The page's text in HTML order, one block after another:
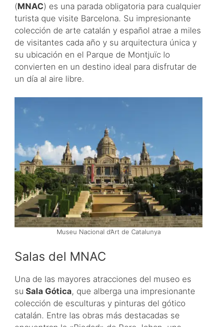
(MNAC) es una parada obligatoria para cualquier
turista que visite Barcelona. Su impresionante
colección de arte catalán y español atrae a miles
de visitantes cada año y su arquitectura única y
su ubicación en el Parque de Montjuïc lo
convierten en un destino ideal para disfrutar de
un día al aire libre.
Museu Nacional d’Art de Catalunya
Salas del MNAC
Una de las mayores atracciones del museo es
su Sala Gótica, que alberga una impresionante
colección de esculturas y pinturas del gótico
catalán. Entre las obras más destacadas se